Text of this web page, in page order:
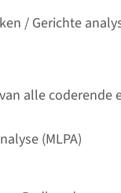
/ Gerichte
alle
(MLPA)
syndroom
/ Gerichte